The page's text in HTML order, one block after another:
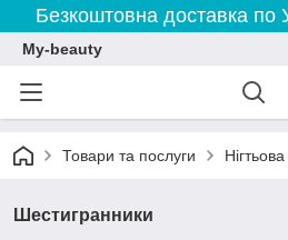
Безкоштовна доставка по
My-beauty
Товари та послуги
Шестигранники